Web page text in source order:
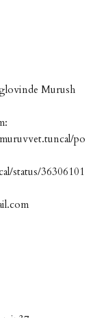
Murush
po
status/36306101